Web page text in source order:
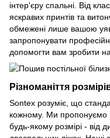
інтер'єру спальні. Від
яскравих принтів та
обмежені лише вашою
запропонувати
допомогти вам зробити
Різноманіття
Sontex розуміє, що
кожному. Ми пропонуємо
будь-якому розмірі - від